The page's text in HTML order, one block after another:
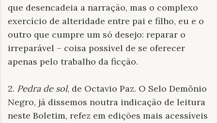
que desencadeia a narração, mas o complexo
exercício de alteridade entre pai e filho, eu e o
outro que cumpre um só desejo: reparar o
irreparável – coisa possível de se oferecer
apenas pelo trabalho da ficção.
2. Pedra de sol, de Octavio Paz. O Selo Demônio
Negro, já dissemos noutra indicação de leitura
neste Boletim, refez em edições mais acessíveis